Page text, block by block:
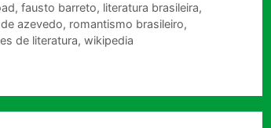
, fausto barreto, literatura brasileira,
azevedo, romantismo brasileiro,
de literatura, wikipedia